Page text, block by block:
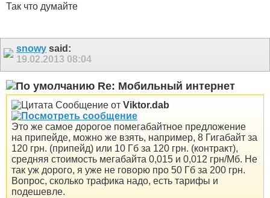
Так что думайте
snowy said:
19.02.2013 08:04
Re: Мобильный интернет
Сообщение от Viktor.dab
Это же самое дорогое помегабайтное предложение
на припейде, можно же взять, например, 8 Гигабайт за
120 грн. (припейд) или 10 Гб за 120 грн. (контракт),
средняя стоимость мегабайта 0,015 и 0,012 грн/Мб. Не
так уж дорого, я уже не говорю про 50 Гб за 200 грн.
Вопрос, сколько трафика надо, есть тарифы и
подешевле.